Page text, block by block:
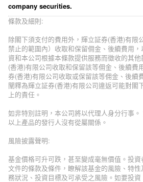
company securities.
條款及細則:
除閣下須支付的費用外，輝立証券(香港)有限
禁止的範圍內）收取和保留佣金、後續費用
資和本公司根據本條款提供服務而徵收的其
(香港)有限公司收取和保留該等佣金、後續費
券(香港)有限公司收取或保留該等佣金、後續
闡釋為輝立証券(香港)有限公司違返可能對閣
上的責任。
如非特別註明，本公司將以代理人身分行事
以上產品的發行人沒有從屬關係。
風險披露聲明:
基金價格可升可跌，甚至變成毫無價值。投
文件的條款及條件，瞭解該基金的風險、特
務狀況、投資目標及可承受之風險。如要投